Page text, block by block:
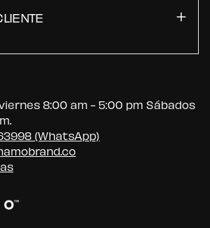
8:00 am - 5:00 pm Sábados
(WhatsApp)